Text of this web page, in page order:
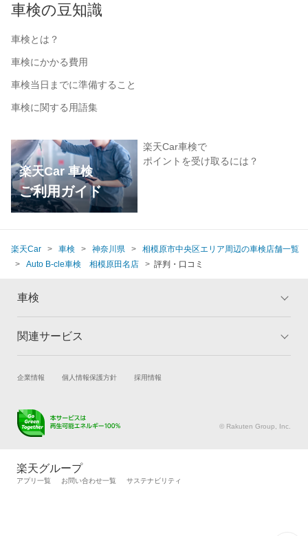
車検の豆知識
車検とは？
車検にかかる費用
車検当日までに準備すること
車検に関する用語集
楽天Car 車検
ご利用ガイド
楽天Car車検で
ポイントを受け取るには？
楽天Car 車検 神奈川県
相模原市中央区エリア周辺の車検店舗一覧
Auto B-cle車検 相模原田名店
評判・口コミ
車検
トップ
車検の基礎知識 キャンペーン一覧
関連サービス
試乗・商談 新車購入
キズ修理予約
メンテナンス管理
タイヤ交換サービス
自動車カタログ 自動車保険
企業情報 個人情報保護方針 採用情報
© Rakuten Group, Inc.
楽天グループ
アプリ一覧 お問い合わせ一覧 サステナビリティ